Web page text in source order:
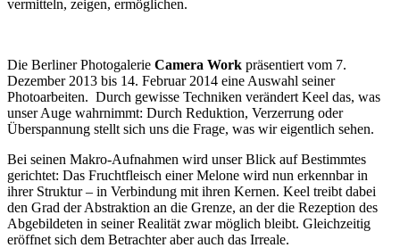
vermitteln, zeigen, ermöglichen.
Die Berliner Photogalerie Camera Work präsentiert vom 7.
Dezember 2013 bis 14. Februar 2014 eine Auswahl seiner
Photoarbeiten. Durch gewisse Techniken verändert Keel das, was
unser Auge wahrnimmt: Durch Reduktion, Verzerrung oder
Überspannung stellt sich uns die Frage, was wir eigentlich sehen.
Bei seinen Makro-Aufnahmen wird unser Blick auf Bestimmtes
gerichtet: Das Fruchtfleisch einer Melone wird nun erkennbar in
ihrer Struktur – in Verbindung mit ihren Kernen. Keel treibt dabei
den Grad der Abstraktion an die Grenze, an der die Rezeption des
Abgebildeten in seiner Realität zwar möglich bleibt. Gleichzeitig
eröffnet sich dem Betrachter aber auch das Irreale.